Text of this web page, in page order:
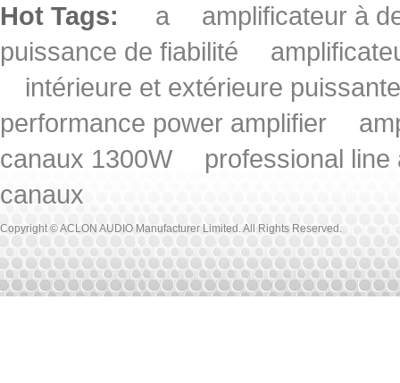
Hot Tags: a
amplificateur à
puissance de fiabilité
intérieure et extérieure
performance power amplifier
canaux 1300W
professional
canaux
Copyright © ACLON AUDIO Manufacturer Limited. All Rights Reserved.